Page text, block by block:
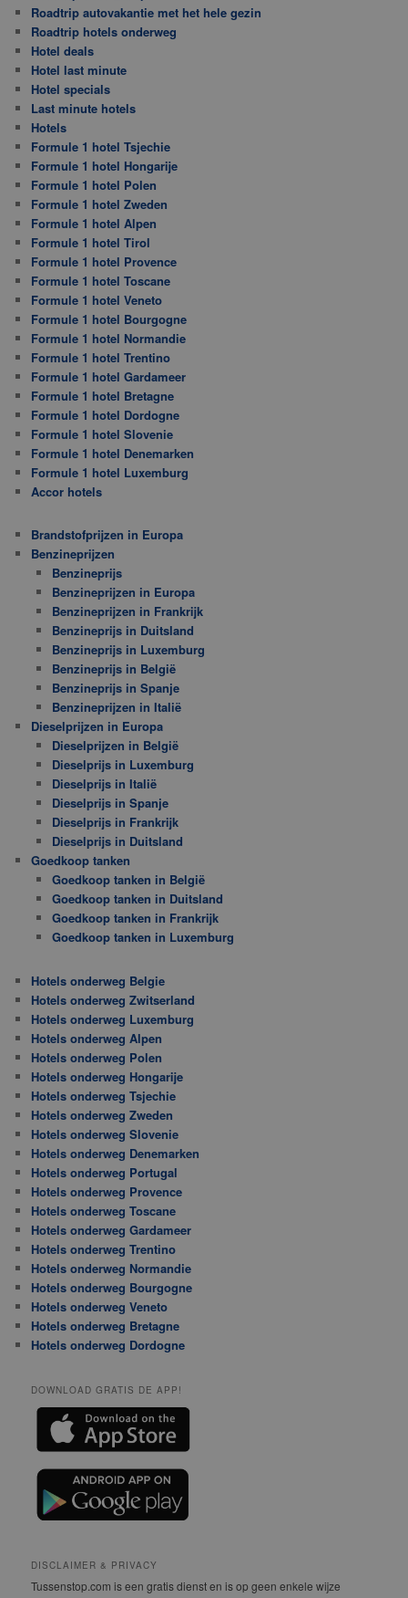
Roadtrip autovakantie met het hele gezin
Roadtrip hotels onderweg
Hotel deals
Hotel last minute
Hotel specials
Last minute hotels
Hotels
Formule 1 hotel Tsjechie
Formule 1 hotel Hongarije
Formule 1 hotel Polen
Formule 1 hotel Zweden
Formule 1 hotel Alpen
Formule 1 hotel Tirol
Formule 1 hotel Provence
Formule 1 hotel Toscane
Formule 1 hotel Veneto
Formule 1 hotel Bourgogne
Formule 1 hotel Normandie
Formule 1 hotel Trentino
Formule 1 hotel Gardameer
Formule 1 hotel Bretagne
Formule 1 hotel Dordogne
Formule 1 hotel Slovenie
Formule 1 hotel Denemarken
Formule 1 hotel Luxemburg
Accor hotels
Brandstofprijzen in Europa
Benzineprijzen
Benzineprijs
Benzineprijzen in Europa
Benzineprijzen in Frankrijk
Benzineprijs in Duitsland
Benzineprijs in Luxemburg
Benzineprijs in België
Benzineprijs in Spanje
Benzineprijzen in Italië
Dieselprijzen in Europa
Dieselprijzen in België
Dieselprijs in Luxemburg
Dieselprijs in Italië
Dieselprijs in Spanje
Dieselprijs in Frankrijk
Dieselprijs in Duitsland
Goedkoop tanken
Goedkoop tanken in België
Goedkoop tanken in Duitsland
Goedkoop tanken in Frankrijk
Goedkoop tanken in Luxemburg
Hotels onderweg Belgie
Hotels onderweg Zwitserland
Hotels onderweg Luxemburg
Hotels onderweg Alpen
Hotels onderweg Polen
Hotels onderweg Hongarije
Hotels onderweg Tsjechie
Hotels onderweg Zweden
Hotels onderweg Slovenie
Hotels onderweg Denemarken
Hotels onderweg Portugal
Hotels onderweg Provence
Hotels onderweg Toscane
Hotels onderweg Gardameer
Hotels onderweg Trentino
Hotels onderweg Normandie
Hotels onderweg Bourgogne
Hotels onderweg Veneto
Hotels onderweg Bretagne
Hotels onderweg Dordogne
DOWNLOAD GRATIS DE APP!
DISCLAIMER & PRIVACY
Tussenstop.com is een gratis dienst en is op geen enkele wijze